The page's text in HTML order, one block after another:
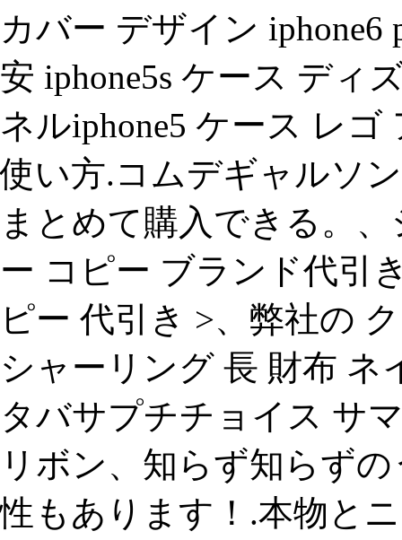
カバー デザイン iphone6
安 iphone5s ケース ディ
ネルiphone5 ケース レゴ
使い方.コムデギャルソ
まとめて購入できる。
ー コピー ブランド代引
ピー 代引き >、弊社の
シャーリング 長 財布
タバサプチチョイス サ
リボン、知らず知らず
性もあります！.本物と